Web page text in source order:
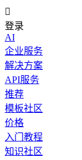

登录
AI
企业服务
解决方案
API服务
推荐
模板社区
价格
入门教程
知识社区